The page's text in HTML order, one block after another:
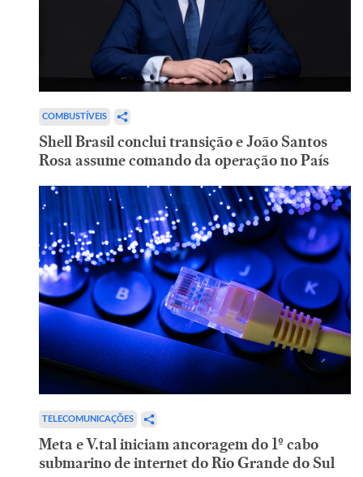
COMBUSTÍVEIS
Shell Brasil conclui transição e João Santos
Rosa assume comando da operação no País
TELECOMUNICAÇÕES
Meta e V.tal iniciam ancoragem do 1º cabo
submarino de internet do Rio Grande do Sul